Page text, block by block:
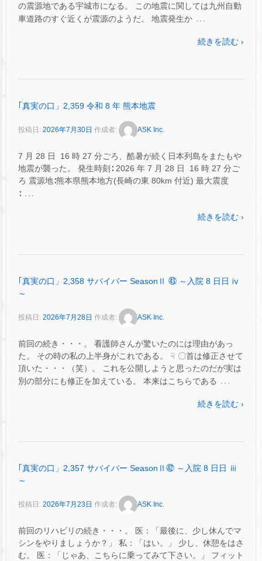
の震源地である宇城市になる。 この地震に関しては九州自動
車道路のすぐ近くが震源のようだ。 地震発生か …
続きを読む ›
｢真実の口」2,359 令和 8 年 熊本地震
投稿日: 2026年7月30日 作成者: ASK Inc.
7 月 28 日 16 時 27 分ごろ、酷暑が続く日本列島をまたもや
地震が襲った。 発生時刻∶ 2026 年 7 月 28 日 16 時 27 分ご
ろ 震源地∶熊本県熊本地方(長崎の東 80km 付近) 最大震度
∶ …
続きを読む ›
｢真実の口」2,358 サバイバー SeasonⅡ ㊸ ～入院 8 日日 ⅳ
～
投稿日: 2026年7月28日 作成者: ASK Inc.
前回の続き・・・。 看護師さんが驚いたのには理由があっ
た。 その時の私の上半身がこれである。 ☟ 〇首は修正させて
頂いた・・・（笑）。 これを公開しようと思ったのだが実は
別の部分にも修正を加えている。 本来はこちらである …
続きを読む ›
｢真実の口」2,357 サバイバー SeasonⅡ㊷ ～入院 8 日日 ⅲ
～
投稿日: 2026年7月23日 作成者: ASK Inc.
前回のリハビリの続き・・・。 医：「最後に、少し休んでマ
シンをやりましょうか？」 私：「はい。」 少し、休憩をはさ
む。 医：「じゃあ、こちらに乗ってみて下さい。」 フィット